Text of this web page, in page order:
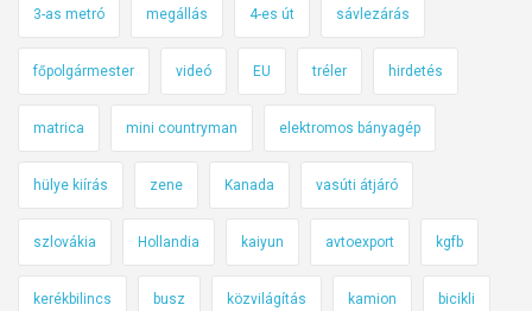
3-as metró megállás 4-es út sávlezárás
főpolgármester videó EU tréler hirdetés
matrica mini countryman elektromos bányagép
hülye kiírás zene Kanada vasúti átjáró
szlovákia Hollandia kaiyun avtoexport kgfb
kerékbilincs busz közvilágítás kamion bicikli